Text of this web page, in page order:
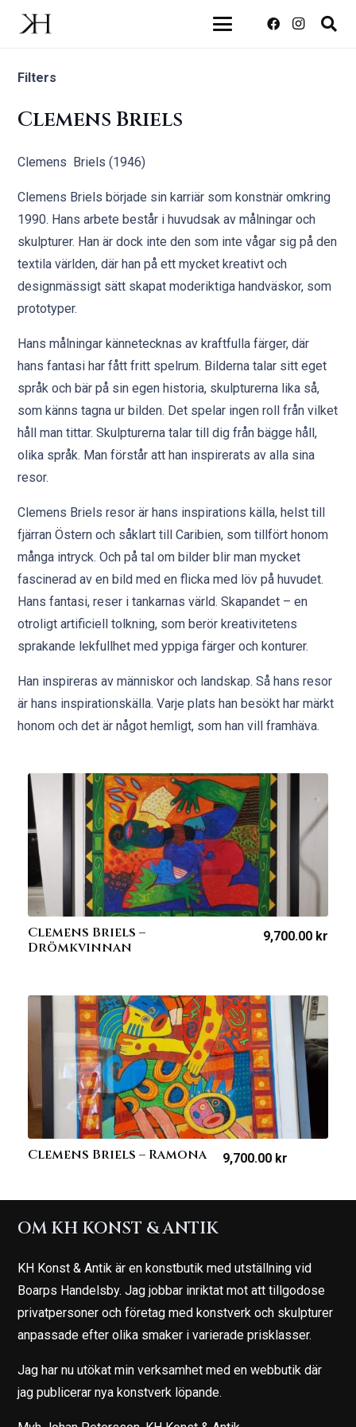
Filters
Clemens Briels
Clemens Briels (1946)
Clemens Briels började sin karriär som konstnär omkring
1990. Hans arbete består i huvudsak av målningar och
skulpturer. Han är dock inte den som inte vågar sig på den
textila världen, där han på ett mycket kreativt och
designmässigt sätt skapat moderiktiga handväskor, som
prototyper.
Hans målningar kännetecknas av kraftfulla färger, där
hans fantasi har fått fritt spelrum. Bilderna talar sitt eget
språk och bär på sin egen historia, skulpturerna lika så,
som känns tagna ur bilden. Det spelar ingen roll från vilket
håll man tittar. Skulpturerna talar till dig från bägge håll,
olika språk. Man förstår att han inspirerats av alla sina
resor.
Clemens Briels resor är hans inspirations källa, helst till
fjärran Östern och såklart till Caribien, som tillfört honom
många intryck. Och på tal om bilder blir man mycket
fascinerad av en bild med en flicka med löv på huvudet.
Hans fantasi, reser i tankarnas värld. Skapandet – en
otroligt artificiell tolkning, som berör kreativitetens
sprakande lekfullhet med yppiga färger och konturer.
Han inspireras av människor och landskap. Så hans resor
är hans inspirationskälla. Varje plats han besökt har märkt
honom och det är något hemligt, som han vill framhäva.
Clemens Briels –
Drömkvinnan
9,700.00 kr
Clemens Briels – Ramona 9,700.00 kr
OM KH KONST & ANTIK
KH Konst & Antik är en konstbutik med utställning vid
Boarps Handelsby. Jag jobbar inriktat mot att tillgodose
privatpersoner och företag med konstverk och skulpturer
anpassade efter olika smaker i varierade prisklasser.
Jag har nu utökat min verksamhet med en webbutik där
jag publicerar nya konstverk löpande.